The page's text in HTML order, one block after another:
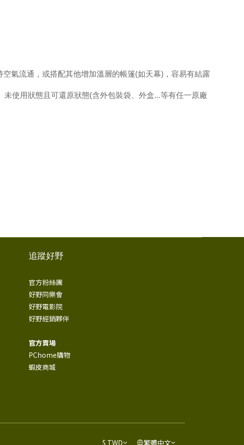
氣流通，或搭配其他增加溫層的帳篷(如天幕)，容易有結露
使用狀態且可還原狀態(含外包裝袋、外盒…等有任一原廠
追蹤好野
官方粉絲團
好野同樂會
好野電影院
好野經銷夥伴
官方賣場
PChome購物
蝦皮商城
$ TWD 繁體中文